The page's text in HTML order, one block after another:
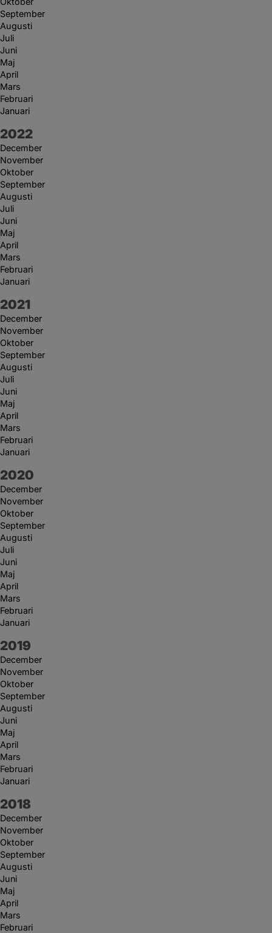
September
Augusti
Juli
Juni
Maj
April
Mars
Februari
Januari
År:
2022
December
November
Oktober
September
Augusti
Juli
Juni
Maj
April
Mars
Februari
Januari
År:
2021
December
November
Oktober
September
Augusti
Juli
Juni
Maj
April
Mars
Februari
Januari
År:
2020
December
November
Oktober
September
Augusti
Juli
Juni
Maj
April
Mars
Februari
Januari
År:
2019
December
November
Oktober
September
Augusti
Juni
Maj
April
Mars
Februari
Januari
År:
2018
December
November
Oktober
September
Augusti
Juni
Maj
April
Mars
Februari